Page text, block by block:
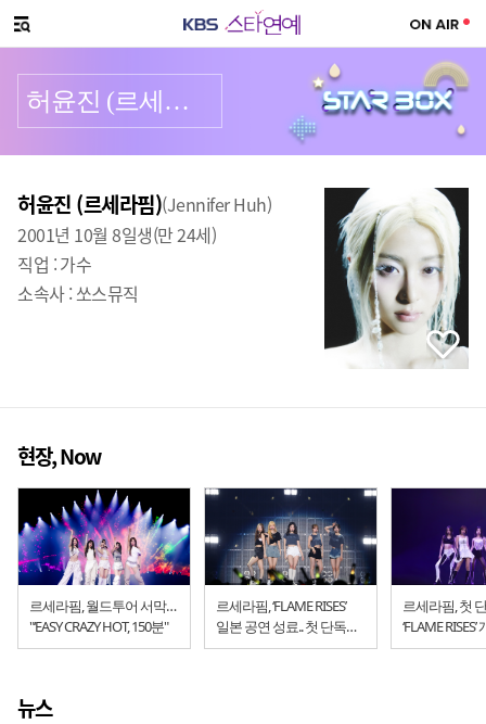
메뉴 열기
허윤진 (르세라핌)
프로필
허윤진 (르세라핌)(Jennifer Huh)
2001년 10월 8일생(만 24세)
직업 :가수
소속사 : 쏘스뮤직
현장, Now
르세라핌, 월드투어 서막…
"‘EASY CRAZY HOT, 150분"
르세라핌, ‘FLAME RISES’
일본 공연 성료.. 첫 단독
공연에 6만 관객 운집
르세라핌, 첫
‘FLAME RISES’
‘피어나’와 함
뉴스